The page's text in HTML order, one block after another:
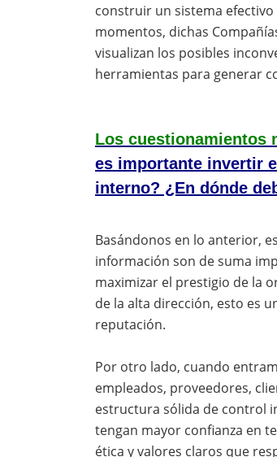
construir un sistema
momentos, dichas
visualizan los posibles
herramientas para generar
Los cuestionamientos
es importante invertir
interno? ¿En dónde
Basándonos en lo anterior,
información son de suma
maximizar el prestigio de la
de la alta dirección, esto es
reputación.
Por otro lado, cuando
empleados, proveedores,
estructura sólida de control
tengan mayor confianza en
ética y valores claros que